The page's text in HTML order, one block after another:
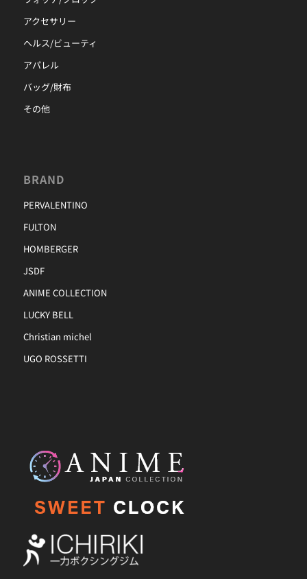
アクセサリー
ヘルス/ビューティ
アパレル
バッグ/財布
その他
BRAND
PERVALENTINO
FULTON
HOMBERGER
JSDF
ANIME COLLECTION
LUCKY BELL
Christian michel
UGO ROSSETTI